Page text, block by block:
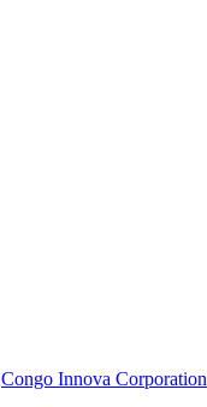
Congo Innova Corporation